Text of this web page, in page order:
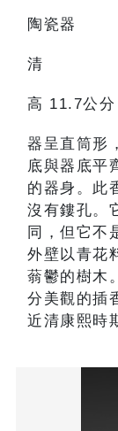
陶瓷器
清
高 11.7公
器呈直筒形
底與器底平
的器身。此
沒有鏤孔。
同，但它不
外壁以青花
蓊鬱的樹木
分美觀的插
近清康熙時